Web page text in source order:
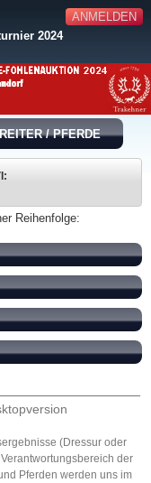
ANMELDEN
2024
REITER / PFERDE
Reihenfolge:
(Dressur oder
der
Pferden werden uns im